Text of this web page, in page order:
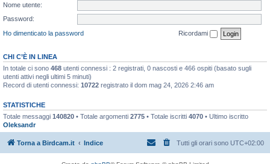
Nome utente:
Password:
Ho dimenticato la password
Ricordami
CHI C’È IN LINEA
In totale ci sono 468 utenti connessi : 2 registrati, 0 nascosti e 466 ospiti (basato sugli
utenti attivi negli ultimi 5 minuti)
Record di utenti connessi: 10722 registrato il dom mag 24, 2026 2:46 am
STATISTICHE
Totale messaggi 140820 • Totale argomenti 2775 • Totale iscritti 4070 • Ultimo iscritto
Oleksandr
Torna a Birdcam.it Indice Tutti gli orari sono UTC+02:00